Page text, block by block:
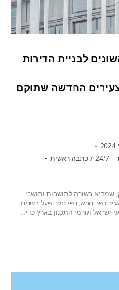
לבניית הדירות
החדשה שתוקם
7
/ כתבה ראשית
שמביא בשורה לתושבות ותושבי
כפר סבא, רפי סער פעל בשנים
ישראל וגורמי התכנון בארץ כדי…